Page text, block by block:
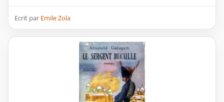
Ecrit par Emile Zola